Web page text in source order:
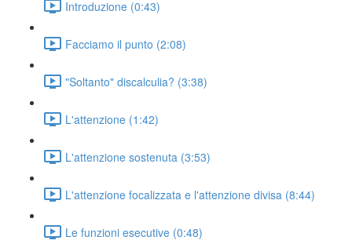
Introduzione (0:43)
Facciamo il punto (2:08)
"Soltanto" discalculia? (3:38)
L'attenzione (1:42)
L'attenzione sostenuta (3:53)
L'attenzione focalizzata e l'attenzione divisa (8:44)
Le funzioni esecutive (0:48)